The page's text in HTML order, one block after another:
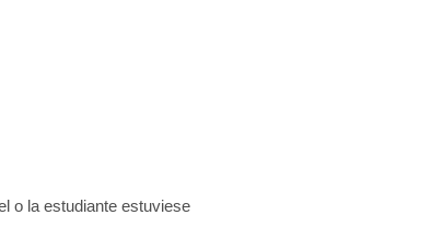
o la estudiante estuviese